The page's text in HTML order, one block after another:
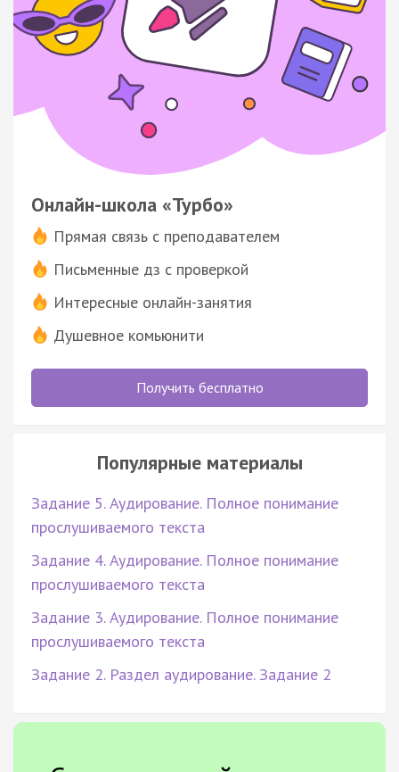
Онлайн-школа «Турбо»
Прямая связь с преподавателем
Письменные дз с проверкой
Интересные онлайн-занятия
Душевное комьюнити
Получить бесплатно
Популярные материалы
Задание 5. Аудирование. Полное понимание
прослушиваемого текста
Задание 4. Аудирование. Полное понимание
прослушиваемого текста
Задание 3. Аудирование. Полное понимание
прослушиваемого текста
Задание 2. Раздел аудирование. Задание 2